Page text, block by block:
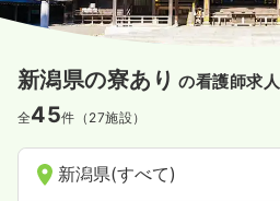
新潟県の寮あり の看護師求人
全45件（27施設）
新潟県(すべて)